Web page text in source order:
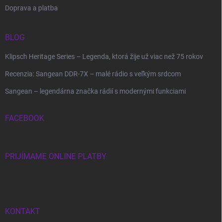
Doprava a platba
BLOG
Klipsch Heritage Series – Legenda, ktorá žije už viac než 75 rokov
Recenzia: Sangean DDR-7X – malé rádio s veľkým srdcom
Sangean – legendárna značka rádií s modernými funkciami
FACEBOOK
PRIJÍMAME ONLINE PLATBY
KONTAKT